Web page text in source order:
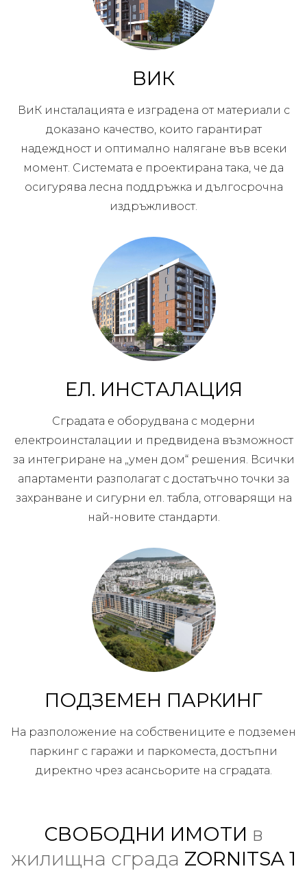
ВИК
ВиК инсталацията е изградена от материали с
доказано качество, които гарантират
надеждност и оптимално налягане във всеки
момент. Системата е проектирана така, че да
осигурява лесна поддръжка и дългосрочна
издръжливост.
ЕЛ. ИНСТАЛАЦИЯ
Сградата е оборудвана с модерни
електроинсталации и предвидена възможност
за интегриране на „умен дом“ решения. Всички
апартаменти разполагат с достатъчно точки за
захранване и сигурни ел. табла, отговарящи на
най-новите стандарти.
ПОДЗЕМЕН ПАРКИНГ
На разположение на собствениците е подземен
паркинг с гаражи и паркоместа, достъпни
директно чрез асансьорите на сградата.
СВОБОДНИ ИМОТИ в
жилищна сграда ZORNITSA 1